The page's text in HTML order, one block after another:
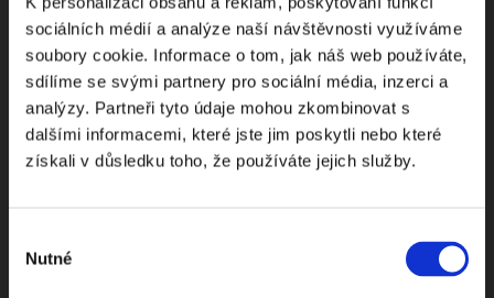
sociálních médií a analýze naší návštěvnosti využíváme
soubory cookie. Informace o tom, jak náš web používáte,
sdílíme se svými partnery pro sociální média, inzerci a
analýzy. Partneři tyto údaje mohou zkombinovat s
dalšími informacemi, které jste jim poskytli nebo které
získali v důsledku toho, že používáte jejich služby.
souhlasu
Nutné
Odebírejte Beck-online
NEWS